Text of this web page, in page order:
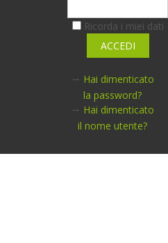
Ricorda i miei dati
Hai dimenticato
la password?
Hai dimenticato
il nome utente?